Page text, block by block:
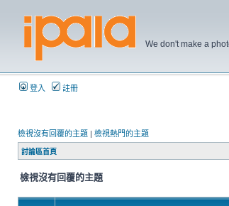
We don't make a
登入 註冊
檢視沒有回覆的主題 | 檢視熱門的主題
討論區首頁
檢視沒有回覆的主題